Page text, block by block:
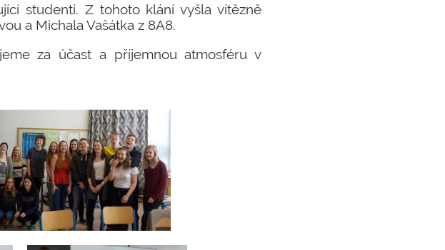
studenti. Z tohoto klání vyšla vítězně
a Michala Vašátka z 8A8.
za účast a příjemnou atmosféru v